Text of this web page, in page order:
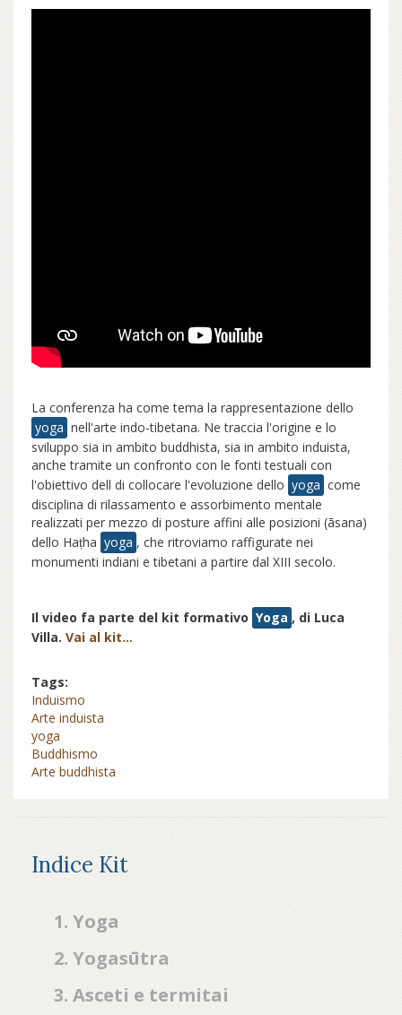
La conferenza ha come tema la rappresentazione dello
yoga nell'arte indo-tibetana. Ne traccia l'origine e lo
sviluppo sia in ambito buddhista, sia in ambito induista,
anche tramite un confronto con le fonti testuali con
l'obiettivo dell di collocare l'evoluzione dello yoga come
disciplina di rilassamento e assorbimento mentale
realizzati per mezzo di posture affini alle posizioni (āsana)
dello Haṭha yoga , che ritroviamo raffigurate nei
monumenti indiani e tibetani a partire dal XIII secolo.
Il video fa parte del kit formativo Yoga , di Luca
Villa. Vai al kit...
Tags:
Induismo
Arte induista
yoga
Buddhismo
Arte buddhista
Indice Kit
1. Yoga
2. Yogasūtra
3. Asceti e termitai